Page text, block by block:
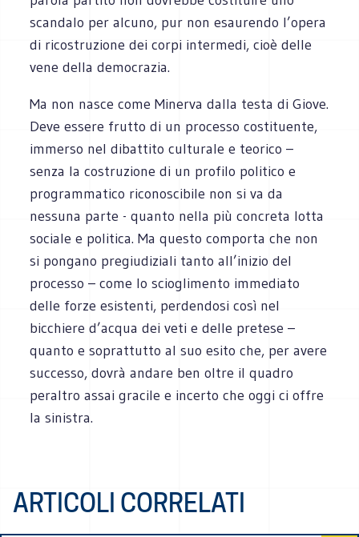
scandalo per alcuno, pur non esaurendo l’opera
di ricostruzione dei corpi intermedi, cioè delle
vene della democrazia.
Ma non nasce come Minerva dalla testa di Giove.
Deve essere frutto di un processo costituente,
immerso nel dibattito culturale e teorico –
senza la costruzione di un profilo politico e
programmatico riconoscibile non si va da
nessuna parte - quanto nella più concreta lotta
sociale e politica. Ma questo comporta che non
si pongano pregiudiziali tanto all’inizio del
processo – come lo scioglimento immediato
delle forze esistenti, perdendosi così nel
bicchiere d’acqua dei veti e delle pretese –
quanto e soprattutto al suo esito che, per avere
successo, dovrà andare ben oltre il quadro
peraltro assai gracile e incerto che oggi ci offre
la sinistra.
ARTICOLI CORRELATI